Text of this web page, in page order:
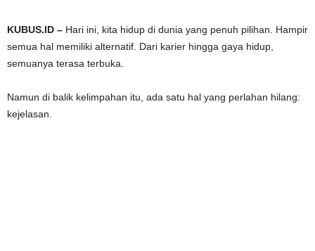
KUBUS.ID – Hari ini, kita hidup di dunia yang penuh pilihan. Hampir
semua hal memiliki alternatif. Dari karier hingga gaya hidup,
semuanya terasa terbuka.
Namun di balik kelimpahan itu, ada satu hal yang perlahan hilang:
kejelasan.